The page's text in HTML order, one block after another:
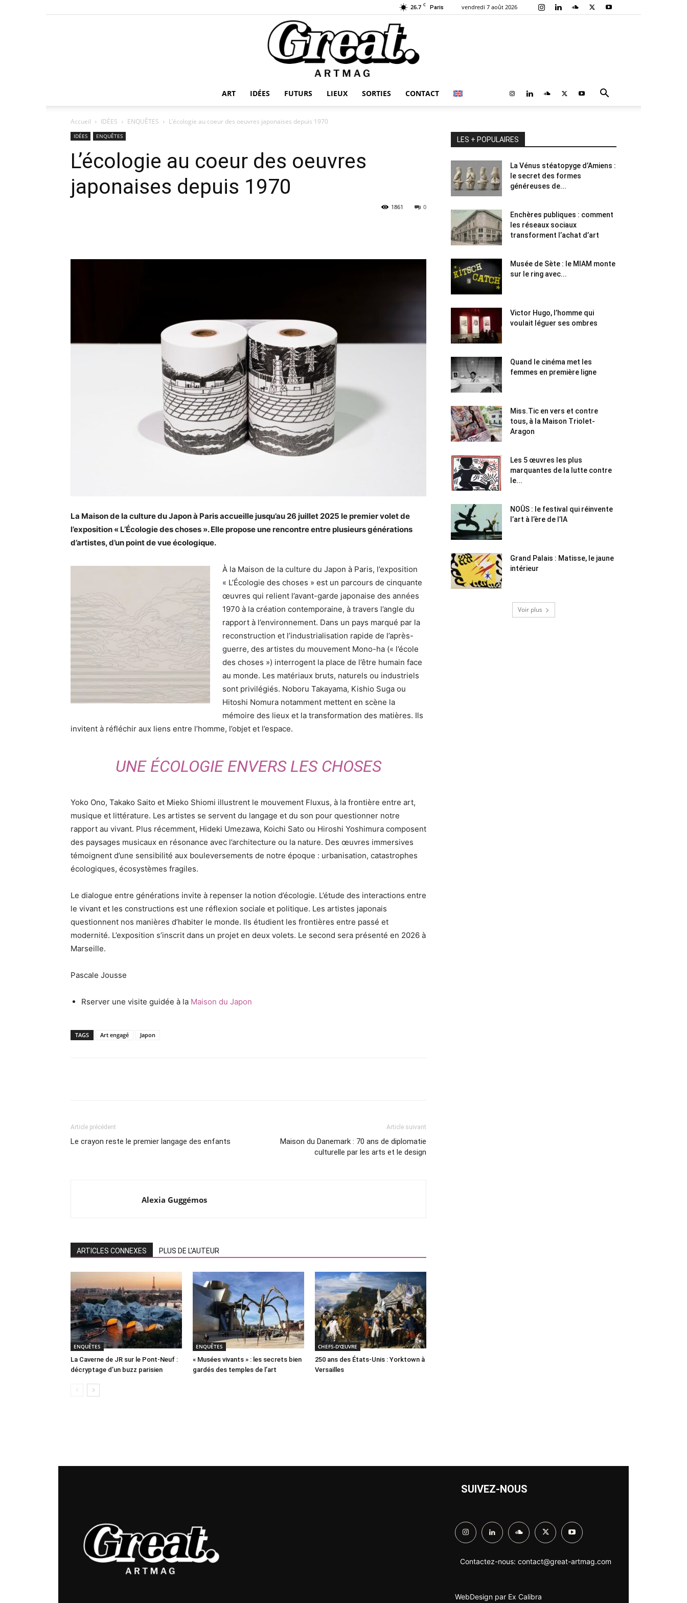
26.7 C Paris vendredi 7 août 2026
ART IDÉES FUTURS LIEUX SORTIES CONTACT
Accueil IDÉES ENQUÊTES L’écologie au coeur des oeuvres japonaises depuis 1970
IDÉES ENQUÊTES
L’écologie au coeur des oeuvres
japonaises depuis 1970
0
1861
La Maison de la culture du Japon à Paris accueille jusqu’au 26 juillet 2025 le premier volet de
l’exposition « L’Écologie des choses ». Elle propose une rencontre entre plusieurs générations
d’artistes, d’un point de vue écologique.
À la Maison de la culture du Japon à Paris, l’exposition
« L’Écologie des choses » est un parcours de cinquante
œuvres qui relient l’avant-garde japonaise des années
1970 à la création contemporaine, à travers l’angle du
rapport à l’environnement. Dans un pays marqué par la
reconstruction et l’industrialisation rapide de l’après-
guerre, des artistes du mouvement Mono-ha (« l’école
des choses ») interrogent la place de l’être humain face
au monde. Les matériaux bruts, naturels ou industriels
sont privilégiés. Noboru Takayama, Kishio Suga ou
Hitoshi Nomura notamment mettent en scène la
mémoire des lieux et la transformation des matières. Ils
invitent à réfléchir aux liens entre l’homme, l’objet et l’espace.
UNE ÉCOLOGIE ENVERS LES CHOSES
Yoko Ono, Takako Saito et Mieko Shiomi illustrent le mouvement Fluxus, à la frontière entre art,
musique et littérature. Les artistes se servent du langage et du son pour questionner notre
rapport au vivant. Plus récemment, Hideki Umezawa, Koichi Sato ou Hiroshi Yoshimura composent
des paysages musicaux en résonance avec l’architecture ou la nature. Des œuvres immersives
témoignent d’une sensibilité aux bouleversements de notre époque : urbanisation, catastrophes
écologiques, écosystèmes fragiles.
Le dialogue entre générations invite à repenser la notion d’écologie. L’étude des interactions entre
le vivant et les constructions est une réflexion sociale et politique. Les artistes japonais
questionnent nos manières d’habiter le monde. Ils étudient les frontières entre passé et
modernité. L’exposition s’inscrit dans un projet en deux volets. Le second sera présenté en 2026 à
Marseille.
Pascale Jousse
Rserver une visite guidée à la Maison du Japon
TAGS Art engagé Japon
Article précédent
Le crayon reste le premier langage des enfants
Article suivant
Maison du Danemark : 70 ans de diplomatie
culturelle par les arts et le design
Alexia Guggémos
ARTICLES CONNEXES PLUS DE L'AUTEUR
ENQUÊTES
La Caverne de JR sur le Pont-Neuf :
décryptage d’un buzz parisien
ENQUÊTES
« Musées vivants » : les secrets bien
gardés des temples de l’art
CHEFS-D'ŒUVRE
250 ans des États-Unis : Yorktown à
Versailles
LES + POPULAIRES
La Vénus stéatopyge d’Amiens :
le secret des formes
généreuses de...
Enchères publiques : comment
les réseaux sociaux
transforment l’achat d’art
Musée de Sète : le MIAM monte
sur le ring avec...
Victor Hugo, l’homme qui
voulait léguer ses ombres
Quand le cinéma met les
femmes en première ligne
Miss.Tic en vers et contre
tous, à la Maison Triolet-
Aragon
Les 5 œuvres les plus
marquantes de la lutte contre
le...
NOÛS : le festival qui réinvente
l’art à l’ère de l’IA
Grand Palais : Matisse, le jaune
intérieur
Voir plus
SUIVEZ-NOUS
Contactez-nous: contact@great-artmag.com
WebDesign par Ex Calibra